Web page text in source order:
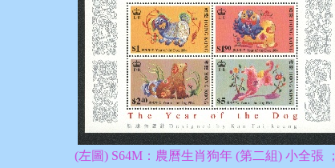
(左圖) S64M：農曆生肖狗年 (第二組) 小全張